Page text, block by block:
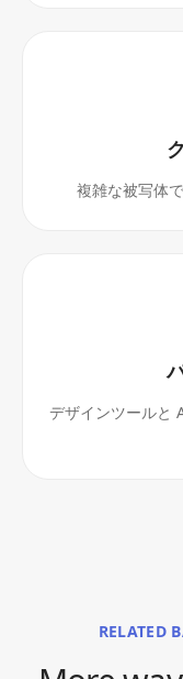
複雑な被写体
デザインツールと
RELATED